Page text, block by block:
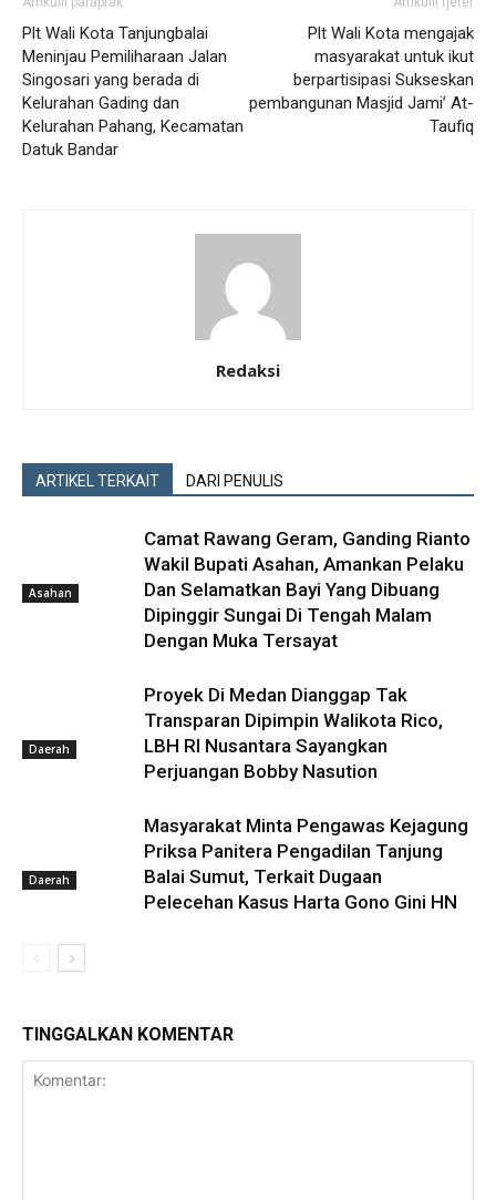
Plt Wali Kota Tanjungbalai
Meninjau Pemiliharaan Jalan
Singosari yang berada di
Kelurahan Gading dan
Kelurahan Pahang, Kecamatan
Datuk Bandar
Plt Wali Kota mengajak
masyarakat untuk ikut
berpartisipasi Sukseskan
pembangunan Masjid Jami’ At-
Taufiq
Redaksi
ARTIKEL TERKAIT DARI PENULIS
Asahan
Camat Rawang Geram, Ganding Rianto
Wakil Bupati Asahan, Amankan Pelaku
Dan Selamatkan Bayi Yang Dibuang
Dipinggir Sungai Di Tengah Malam
Dengan Muka Tersayat
Daerah
Proyek Di Medan Dianggap Tak
Transparan Dipimpin Walikota Rico,
LBH RI Nusantara Sayangkan
Perjuangan Bobby Nasution
Daerah
Masyarakat Minta Pengawas Kejagung
Priksa Panitera Pengadilan Tanjung
Balai Sumut, Terkait Dugaan
Pelecehan Kasus Harta Gono Gini HN
TINGGALKAN KOMENTAR